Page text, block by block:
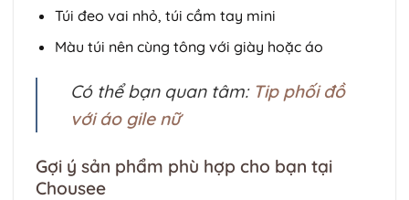
Túi đeo vai nhỏ, túi cầm tay mini
Màu túi nên cùng tông với giày hoặc áo
Có thể bạn quan tâm: Tip phối đồ
với áo gile nữ
Gợi ý sản phẩm phù hợp cho bạn tại
Chousee